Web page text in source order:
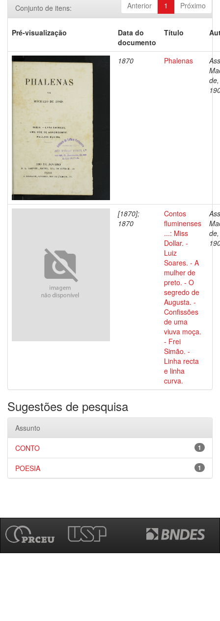
Anterior 1 Próximo
Conjunto de itens:
Pré-visualização
Data do
documento
Título
1870 Phalenas
[1870];
1870
Contos
fluminenses
...: Miss
Dollar. -
Luiz
Soares. - A
mulher de
preto. - O
segredo de
Augusta. -
Confissões
de uma
viuva moça.
- Frei
Simão. -
Linha recta
e linha
curva.
Sugestões de pesquisa
Assunto
1
CONTO
1
POESIA